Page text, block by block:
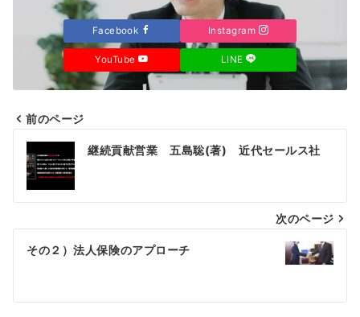
Facebook Instagram
YouTube LINE
投
稿
ナ
ビ
ゲ
シ
前のページ
継続貢献営業 五島聡(著) 近代セールス社
次のページ
その２）法人保険のアプローチ